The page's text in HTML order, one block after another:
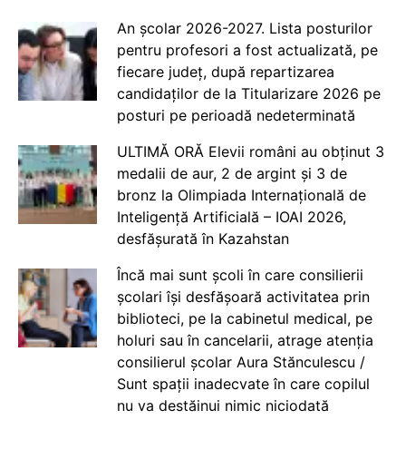
An școlar 2026-2027. Lista posturilor
pentru profesori a fost actualizată, pe
fiecare județ, după repartizarea
candidaților de la Titularizare 2026 pe
posturi pe perioadă nedeterminată
ULTIMĂ ORĂ Elevii români au obținut 3
medalii de aur, 2 de argint și 3 de
bronz la Olimpiada Internațională de
Inteligență Artificială – IOAI 2026,
desfășurată în Kazahstan
Încă mai sunt școli în care consilierii
școlari își desfășoară activitatea prin
biblioteci, pe la cabinetul medical, pe
holuri sau în cancelarii, atrage atenția
consilierul școlar Aura Stănculescu /
Sunt spații inadecvate în care copilul
nu va destăinui nimic niciodată